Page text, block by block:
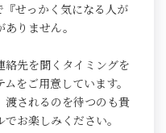
『せっかく気になる人が
りません。
絡先を聞くタイミングを
をご用意しています。
渡されるのを待つのも貴
お楽しみください。